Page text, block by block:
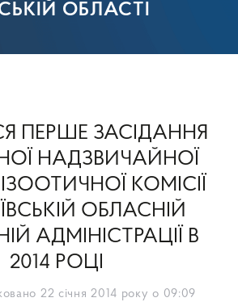
ОБЛАСТІ
ПЕРШЕ ЗАСІДАННЯ
НАДЗВИЧАЙНОЇ
КОМІСІЇ
ОБЛАСНІЙ
АДМІНІСТРАЦІЇ В
2014 РОЦІ
22 січня 2014 року о 09:09